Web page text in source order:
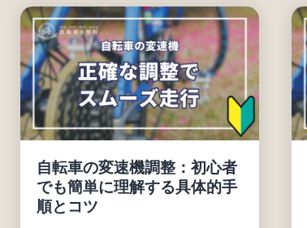
自転車の変速機調整：初心者
でも簡単に理解する具体的手
順とコツ